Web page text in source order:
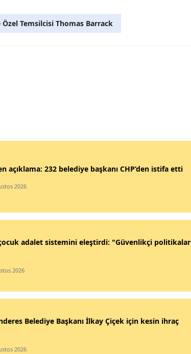
Özel Temsilcisi Thomas Barrack
açıklama: 232 belediye başkanı CHP’den istifa etti
2026
adalet sistemini eleştirdi: "Güvenlikçi politikalar
2026
Belediye Başkanı İlkay Çiçek için kesin ihraç
2026